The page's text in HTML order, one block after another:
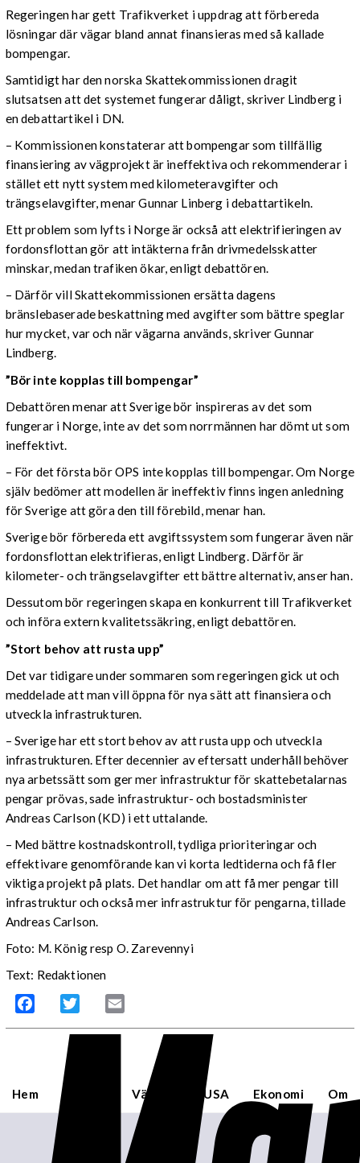
Regeringen har gett Trafikverket i uppdrag att förbereda
lösningar där vägar bland annat finansieras med så kallade
bompengar.
Samtidigt har den norska Skattekommissionen dragit
slutsatsen att det systemet fungerar dåligt, skriver Lindberg i
en debattartikel i DN.
– Kommissionen konstaterar att bompengar som tillfällig
finansiering av vägprojekt är ineffektiva och rekommenderar i
stället ett nytt system med kilometeravgifter och
trängselavgifter, menar Gunnar Linberg i debattartikeln.
Ett problem som lyfts i Norge är också att elektrifieringen av
fordonsflottan gör att intäkterna från drivmedelsskatter
minskar, medan trafiken ökar, enligt debattören.
– Därför vill Skattekommissionen ersätta dagens
bränslebaserade beskattning med avgifter som bättre speglar
hur mycket, var och när vägarna används, skriver Gunnar
Lindberg.
”Bör inte kopplas till bompengar”
Debattören menar att Sverige bör inspireras av det som
fungerar i Norge, inte av det som norrmännen har dömt ut som
ineffektivt.
– För det första bör OPS inte kopplas till bompengar. Om Norge
själv bedömer att modellen är ineffektiv finns ingen anledning
för Sverige att göra den till förebild, menar han.
Sverige bör förbereda ett avgiftssystem som fungerar även när
fordonsflottan elektrifieras, enligt Lindberg. Därför är
kilometer- och trängselavgifter ett bättre alternativ, anser han.
Dessutom bör regeringen skapa en konkurrent till Trafikverket
och införa extern kvalitetssäkring, enligt debattören.
”Stort behov att rusta upp”
Det var tidigare under sommaren som regeringen gick ut och
meddelade att man vill öppna för nya sätt att finansiera och
utveckla infrastrukturen.
– Sverige har ett stort behov av att rusta upp och utveckla
infrastrukturen. Efter decennier av eftersatt underhåll behöver
nya arbetssätt som ger mer infrastruktur för skattebetalarnas
pengar prövas, sade infrastruktur- och bostadsminister
Andreas Carlson (KD) i ett uttalande.
– Med bättre kostnadskontroll, tydliga prioriteringar och
effektivare genomförande kan vi korta ledtiderna och få fler
viktiga projekt på plats. Det handlar om att få mer pengar till
infrastruktur och också mer infrastruktur för pengarna, tillade
Andreas Carlson.
Foto: M. König resp O. Zarevennyi
Text: Redaktionen
Facebook Twitter
Hem Världen USA Ekonomi Om